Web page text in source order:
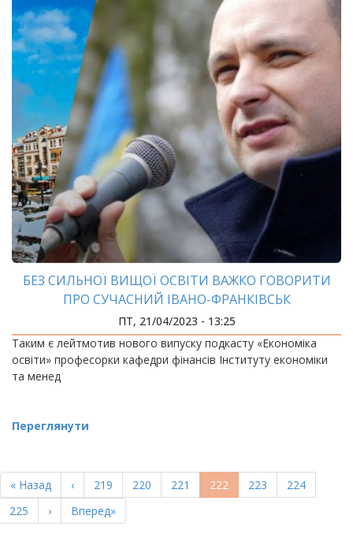
БЕЗ СИЛЬНОЇ ВИЩОЇ ОСВІТИ ВАЖКО ГОВОРИТИ
ПРО СУЧАСНИЙ ІВАНО-ФРАНКІВСЬК
ПТ, 21/04/2023 - 13:25
Таким є лейтмотив нового випуску подкасту «Економіка
освіти» професорки кафедри фінансів Інституту економіки
та менед
Переглянути
НА
СТОРІНКИ
Перша
сторінка
« Назад
Попередня
сторінка
‹ Page
219 Page
220 Page
221
Поточна
сторінка
222 Page
223 Page
224
Page
225
Наступна
сторінка
›
Остання
сторінка
Вперед»